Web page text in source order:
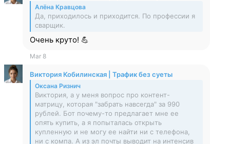
Алёна Кравцова
Да, приходилось и приходится. По профессии я
сварщик.
Очень круто! 💪
Mar 8
Виктория Кобилинская | Трафик без суеты
Оксана Ризнич
Виктория, а у меня вопрос про контент-
матрицу, которая "забрать навсегда" за 990
рублей. Бот почему-то предлагает мне ее
опять купить, а я попыталась открыть
купленную и не могу ее найти ни с телефона,
ни с компа. А из эл почты выводит на интенсив